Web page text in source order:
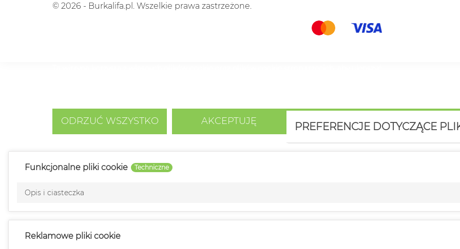
© 2026 - Burkalifa.pl. Wszelkie prawa zastrzeżone.
ODRZUĆ WSZYSTKO AKCEPTUJĘ PREFERENCJE DOTYCZĄCE
Funkcjonalne pliki cookie Techniczne
Opis i ciasteczka
Reklamowe pliki cookie